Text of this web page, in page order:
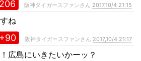
阪神タイガースファンさん 2017,10/4 21:15
ね
+90 阪神タイガースファンさん 2017,10/4 21:17
広島にいきたいかーッ？